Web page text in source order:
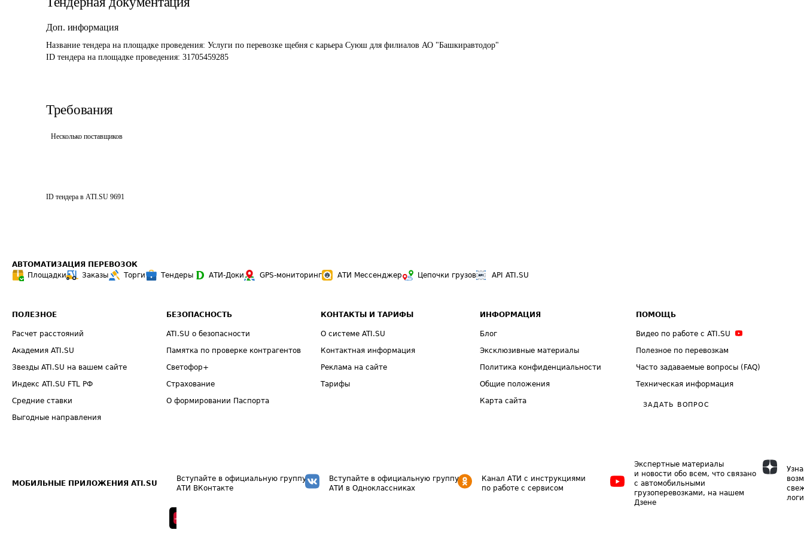
Доп. информация
Название тендера на площадке проведения: Услуги по перевозке щебня с карьера Суюш для филиалов АО "Башкиравтодор"
ID тендера на площадке проведения: 31705459285
Требования
Несколько поставщиков
ID тендера в ATI.SU 9691
АВТОМАТИЗАЦИЯ ПЕРЕВОЗОК
Площадки
Заказы Торги Тендеры АТИ-Доки GPS-мониторинг АТИ Мессенджер Цепочки грузов API ATI.SU
ПОЛЕЗНОЕ
Расчет расстояний
Академия ATI.SU
Звезды ATI.SU на вашем сайте
Индекс ATI.SU FTL РФ
Средние ставки
Выгодные направления
БЕЗОПАСНОСТЬ
ATI.SU о безопасности
Памятка по проверке контрагентов
Светофор+
Страхование
О формировании Паспорта
КОНТАКТЫ И ТАРИФЫ
О системе ATI.SU
Контактная информация
Реклама на сайте
Тарифы
ИНФОРМАЦИЯ
Блог
Эксклюзивные материалы
Политика конфиденциальности
Общие положения
Карта сайта
ПОМОЩЬ
Видео по работе с ATI.SU
Полезное по перевозкам
Часто задаваемые вопросы (FAQ)
Техническая информация
ЗАДАТЬ ВОПРОС
МОБИЛЬНЫЕ ПРИЛОЖЕНИЯ ATI.SU
Вступайте в официальную группу
АТИ ВКонтакте
Вступайте в официальную группу
АТИ в Одноклассниках
Канал АТИ с инструкциями
по работе с сервисом
Экспертные материалы
и новости обо всем, что связано
с автомобильными
грузоперевозками, на нашем
Дзене